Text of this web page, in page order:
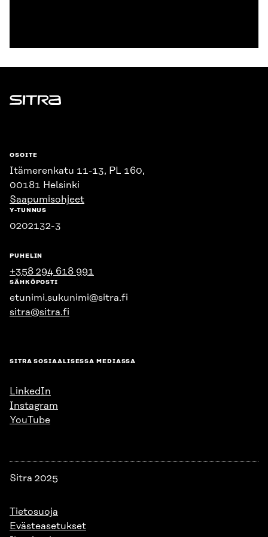
Sitra
OSOITE
Itämerenkatu 11-13, PL 160,
00181 Helsinki
Saapumisohjeet
Y-TUNNUS
0202132-3
PUHELIN
+358 294 618 991
SÄHKÖPOSTI
etunimi.sukunimi@sitra.fi
sitra@sitra.fi
SITRA SOSIAALISESSA MEDIASSA
LinkedIn
Instagram
YouTube
Sitra 2025
Tietosuoja
Evästeasetukset